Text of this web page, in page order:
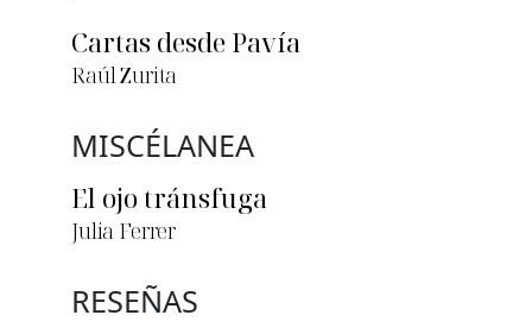
Cartas desde Pavía
Raúl Zurita
MISCÉLANEA
El ojo tránsfuga
Julia Ferrer
RESEÑAS